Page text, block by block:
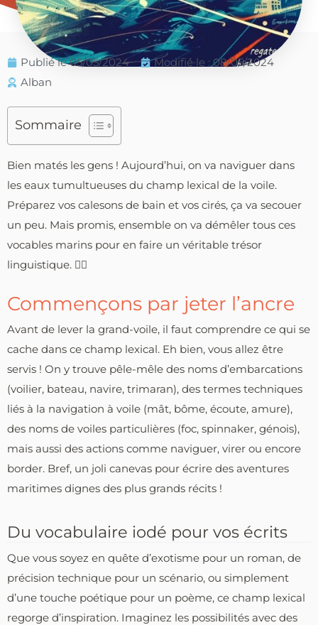
Publié le 05/05/2024
Modifié le : 08/05/2024
Alban
Sommaire
Bien matés les gens ! Aujourd’hui, on va naviguer dans
les eaux tumultueuses du champ lexical de la voile.
Préparez vos calesons de bain et vos cirés, ça va secouer
un peu. Mais promis, ensemble on va démêler tous ces
vocables marins pour en faire un véritable trésor
linguistique. 🏴‍☠️
Commençons par jeter l’ancre
Avant de lever la grand-voile, il faut comprendre ce qui se
cache dans ce champ lexical. Eh bien, vous allez être
servis ! On y trouve pêle-mêle des noms d’embarcations
(voilier, bateau, navire, trimaran), des termes techniques
liés à la navigation à voile (mât, bôme, écoute, amure),
des noms de voiles particulières (foc, spinnaker, génois),
mais aussi des actions comme naviguer, virer ou encore
border. Bref, un joli canevas pour écrire des aventures
maritimes dignes des plus grands récits !
Du vocabulaire iodé pour vos écrits
Que vous soyez en quête d’exotisme pour un roman, de
précision technique pour un scénario, ou simplement
d’une touche poétique pour un poème, ce champ lexical
regorge d’inspiration. Imaginez les possibilités avec des